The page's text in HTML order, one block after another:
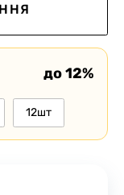
до 12%
12шт